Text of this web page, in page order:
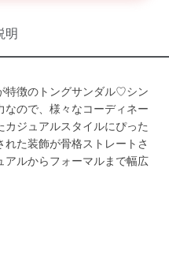
明
特徴のトングサンダル♡シン
なので、様々なコーディネー
カジュアルスタイルにぴった
た装飾が骨格ストレートさ
アルからフォーマルまで幅広